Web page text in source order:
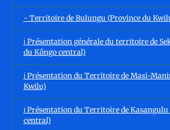
- Territoire de Bulungu (Province du
ℹ️ Présentation générale du territoire de
du Kôngo central)
ℹ️ Présentation du Territoire de Masi-
Kwilu)
ℹ️ Présentation du Territoire de
central)